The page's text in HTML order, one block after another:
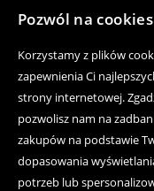
Pozwól na cookies
Korzystamy z plików
zapewnienia Ci
strony internetowej.
pozwolisz nam na
zakupów na podstawie
dopasowania
potrzeb lub
SALE OSTATNIE SZTUKI